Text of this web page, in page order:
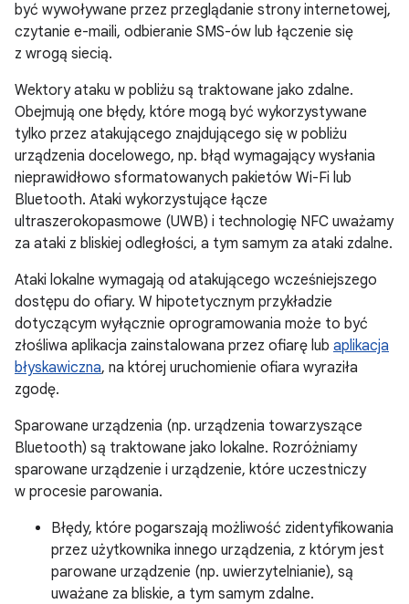
być wywoływane przez przeglądanie strony internetowej,
czytanie e-maili, odbieranie SMS-ów lub łączenie się
z wrogą siecią.
Wektory ataku w pobliżu są traktowane jako zdalne.
Obejmują one błędy, które mogą być wykorzystywane
tylko przez atakującego znajdującego się w pobliżu
urządzenia docelowego, np. błąd wymagający wysłania
nieprawidłowo sformatowanych pakietów Wi-Fi lub
Bluetooth. Ataki wykorzystujące łącze
ultraszerokopasmowe (UWB) i technologię NFC uważamy
za ataki z bliskiej odległości, a tym samym za ataki zdalne.
Ataki lokalne wymagają od atakującego wcześniejszego
dostępu do ofiary. W hipotetycznym przykładzie
dotyczącym wyłącznie oprogramowania może to być
złośliwa aplikacja zainstalowana przez ofiarę lub aplikacja
błyskawiczna, na której uruchomienie ofiara wyraziła
zgodę.
Sparowane urządzenia (np. urządzenia towarzyszące
Bluetooth) są traktowane jako lokalne. Rozróżniamy
sparowane urządzenie i urządzenie, które uczestniczy
w procesie parowania.
Błędy, które pogarszają możliwość zidentyfikowania
przez użytkownika innego urządzenia, z którym jest
parowane urządzenie (np. uwierzytelnianie), są
uważane za bliskie, a tym samym zdalne.